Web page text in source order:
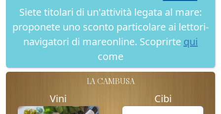
Siete titolari di un'attività legata al mare:
proponete uno sconto particolare ai lettori-
navigatori di mareonline. Scoprirte qui
come
LA CAMBUSA
Vini Cibi